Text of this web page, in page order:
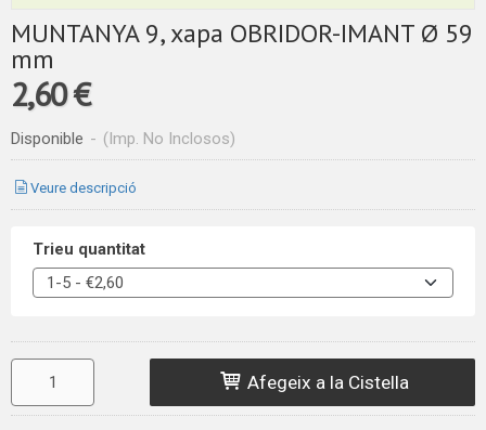
MUNTANYA 9, xapa OBRIDOR-IMANT Ø 59
mm
2,60 €
Disponible - (Imp. No Inclosos)
Veure descripció
Trieu quantitat
Afegeix a la Cistella